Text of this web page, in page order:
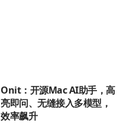
Onit：开源Mac AI助手，高
亮即问、无缝接入多模型，
效率飙升